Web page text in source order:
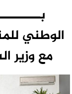
الوطني
مع وزير